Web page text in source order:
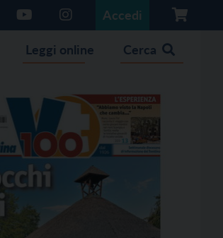
Accedi
Leggi online Cerca